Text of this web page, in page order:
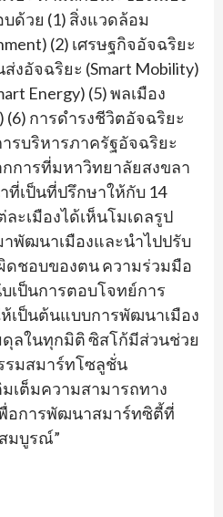
ด้วย (1) สิ่งแวดล้อม
(2) เศรษฐกิจอัจฉริยะ
ส่งอัจฉริยะ (Smart Mobility)
Energy) (5) พลเมือง
(6) การดำรงชีวิตอัจฉริยะ
ารบริหารภาครัฐอัจฉริยะ
กการที่มหาวิทยาลัยสงขลา
ที่เป็นที่ปรึกษาให้กับ 14
ะเมืองได้เห็นโมเดลรูป
พัฒนาเมืองและนำไปปรับ
ชอบของตน ความร่วมมือ
เป็นการตอบโจทย์การ
เป็นต้นแบบการพัฒนาเมือง
ลในทุกมิติ ซิสโก้มีส่วนช่วย
มสมาร์ทโซลูชั่น
เต็มความสามารถทาง
อการพัฒนาสมาร์ทซิตี้ที่
มบูรณ์”